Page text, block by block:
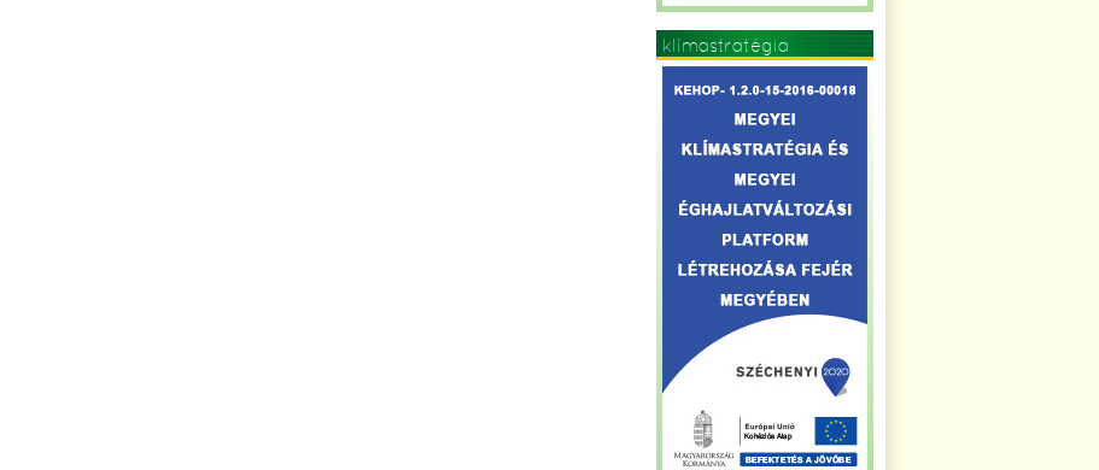
klímastratégia